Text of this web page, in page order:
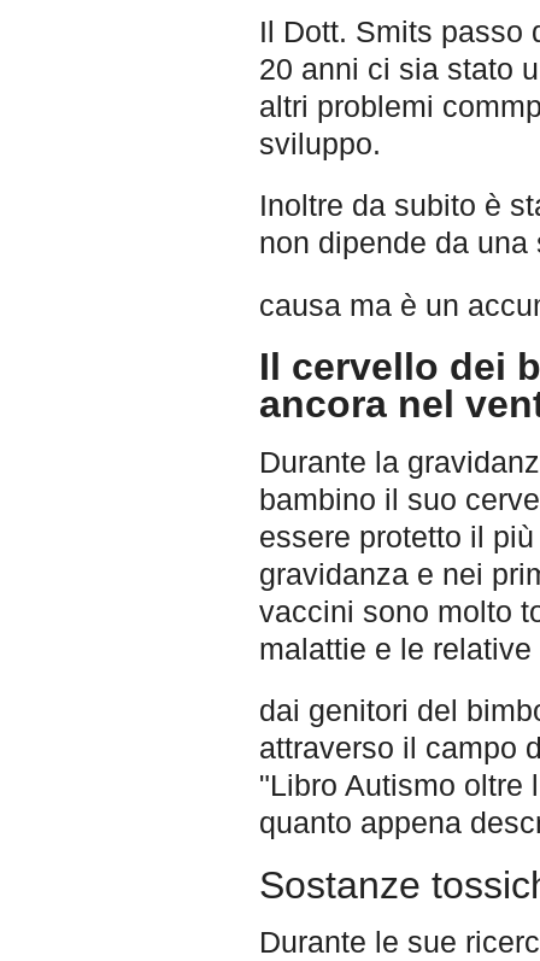
Il Dott. Smits passo
20 anni ci sia stato
altri problemi
sviluppo.
Inoltre da subito è
non dipende da una
causa ma è un
Il cervello dei
ancora nel
Durante la
bambino il suo
essere protetto il
gravidanza e nei
vaccini sono molto
malattie e le
dai genitori del
attraverso il campo
"Libro Autismo oltre
quanto appena
Sostanze
Durante le sue